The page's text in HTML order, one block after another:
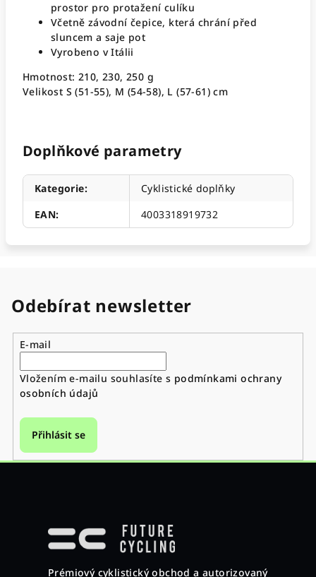
prostor pro protažení culíku
Včetně závodní čepice, která chrání před
sluncem a saje pot
Vyrobeno v Itálii
Hmotnost: 210, 230, 250 g
Velikost S (51-55), M (54-58), L (57-61) cm
Doplňkové parametry
Kategorie:
Cyklistické doplňky
EAN: 4003318919732
Odebírat newsletter
E-mail
Vložením e-mailu souhlasíte s podmínkami ochrany
osobních údajů
Přihlásit se
Prémiový cyklistický obchod a autorizovaný